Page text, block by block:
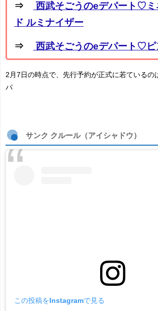
⇒
西武そごうのeデパート♡ミ
ド ルミナイザー
⇒ 西武そごうのeデパート♡ピ
2月7日の時点で、先行予約が正式に若ているの
パ
サンク クルール（アイシャドウ）
この投稿をInstagramで見る